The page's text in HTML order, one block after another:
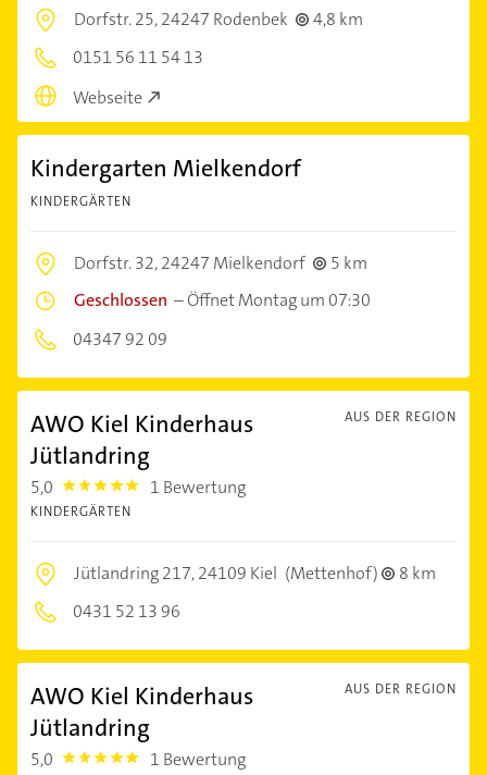
Dorfstr. 25,24247 Rodenbek
4,8 km
0151 56 11 54 13
Webseite
Kindergarten Mielkendorf
KINDERGÄRTEN
Dorfstr. 32,24247 Mielkendorf
5 km
Geschlossen –Öffnet Montag um 07:30
04347 92 09
AUS DER REGION
AWO Kiel Kinderhaus
Jütlandring
5,0 5.0 1 Bewertung
KINDERGÄRTEN
Jütlandring 217,24109 Kiel (Mettenhof)
8 km
0431 52 13 96
AUS DER REGION
AWO Kiel Kinderhaus
Jütlandring
5,0 5.0 1 Bewertung